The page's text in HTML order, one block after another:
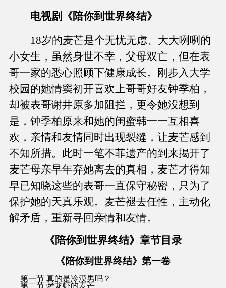
电视剧《陪你到世界终结》
18岁的麦芒是个无忧无虑、大大咧咧的
小女生，虽然身世不幸，父母双亡，但在表
哥一家的悉心照顾下健康成长。刚步入大学
校园的她情窦初开喜欢上哥哥好友钟季柏，
却被表哥谢井原多加阻拦，更令她没想到
是，钟季柏原来和她的闺蜜韩一一互相喜
欢，亲情和友情同时出现裂缝，让麦芒感到
不知所措。此时一笔不菲遗产的到来揭开了
麦芒母亲早年弃她离去的真相，麦芒才得知
早已知晓这些的表哥一直保守秘密，只为了
保护她的天真乐观。麦芒褪去任性，主动化
解矛盾，重新寻回亲情和友情。
《陪你到世界终结》章节目录
《陪你到世界终结》第一卷
第一节 真的是冷漠男吗？
第二节 烤龙虾的麦芒